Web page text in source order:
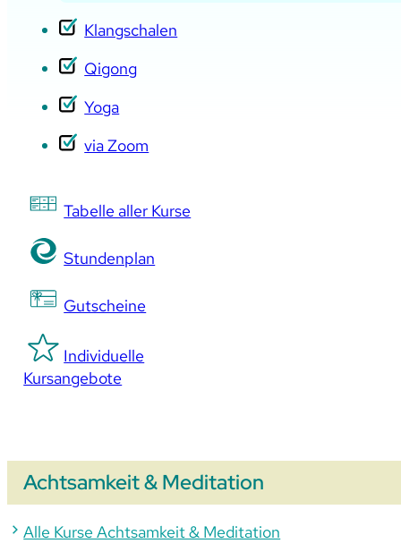
Klangschalen
Qigong
Yoga
via Zoom
Tabelle aller Kurse
Stundenplan
Gutscheine
Individuelle
Kursangebote
Achtsamkeit & Meditation
Alle Kurse Achtsamkeit & Meditation